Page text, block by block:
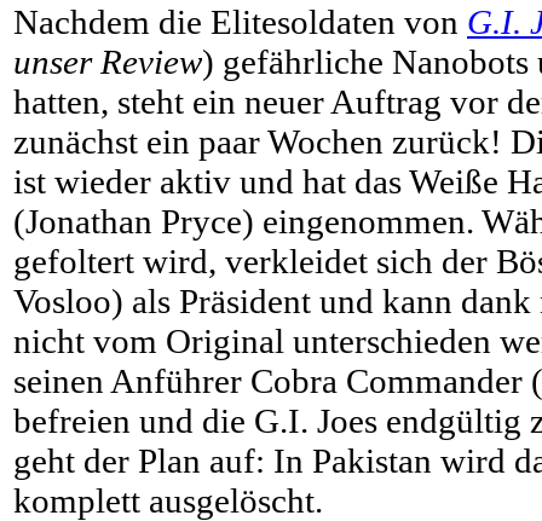
Nachdem die Elitesoldaten von G.I.
unser Review) gefährliche Nanobots
hatten, steht ein neuer Auftrag vor
zunächst ein paar Wochen zurück!
ist wieder aktiv und hat das Weiße
(Jonathan Pryce) eingenommen.
gefoltert wird, verkleidet sich der
Vosloo) als Präsident und kann
nicht vom Original unterschieden
seinen Anführer Cobra Commander
befreien und die G.I. Joes endgültig
geht der Plan auf: In Pakistan wird
komplett ausgelöscht.